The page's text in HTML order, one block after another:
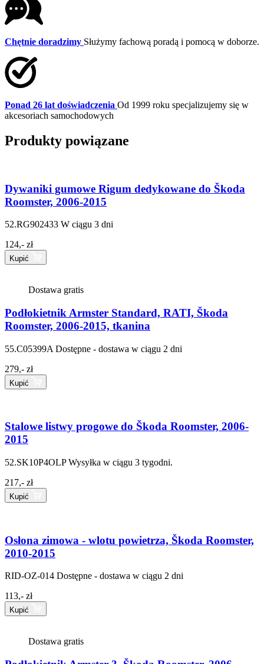
Chętnie doradzimy Służymy fachową poradą i pomocą w doborze.
Ponad 26 lat doświadczenia Od 1999 roku specjalizujemy się w
akcesoriach samochodowych
Produkty powiązane
Dywaniki gumowe Rigum dedykowane do Škoda
Roomster, 2006-2015
52.RG902433 W ciągu 3 dni
124,- zł
Kupić
Dostawa gratis
Podłokietnik Armster Standard, RATI, Škoda
Roomster, 2006-2015, tkanina
55.C05399A Dostępne - dostawa w ciągu 2 dni
279,- zł
Kupić
Stalowe listwy progowe do Škoda Roomster, 2006-
2015
52.SK10P4OLP Wysyłka w ciągu 3 tygodni.
217,- zł
Kupić
Osłona zimowa - wlotu powietrza, Škoda Roomster,
2010-2015
RID-OZ-014 Dostępne - dostawa w ciągu 2 dni
113,- zł
Kupić
Dostawa gratis